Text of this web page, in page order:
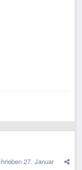
27. Januar